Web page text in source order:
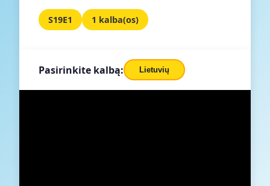
S19E1 1 kalba(os)
Pasirinkite kalbą: Lietuvių